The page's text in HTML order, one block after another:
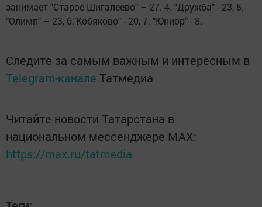
занимает "Старое Шигалеево" – 27. 4. "Дружба" - 23, 5.
"Олимп" – 23, 6."Кобяково" - 20, 7. "Юниор" - 8.
Следите за самым важным и интересным в
Telegram-канале Татмедиа
Читайте новости Татарстана в
национальном мессенджере MАХ:
https://max.ru/tatmedia